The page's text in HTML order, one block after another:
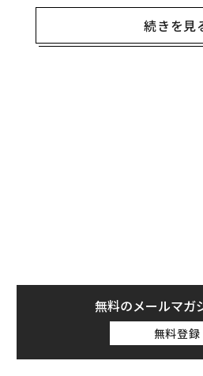
が、同じテーマを繰り返し耳に
一方で、AIがすべてを加速させ
1. エンタープライズAIの
かかっている
AIは企業データ移動のルールを
ロード、モデル、推論はより分
続きを見
無料のメールマガ
無料登録